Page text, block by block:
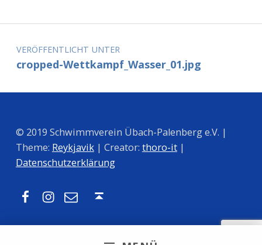
Beitragsnavigation
VERÖFFENTLICHT UNTER
cropped-Wettkampf_Wasser_01.jpg
© 2019 Schwimmverein Übach-Palenberg e.V. |
Theme: Reykjavik| Creator: thoro-it|
Datenschutzerklärung
Facebook